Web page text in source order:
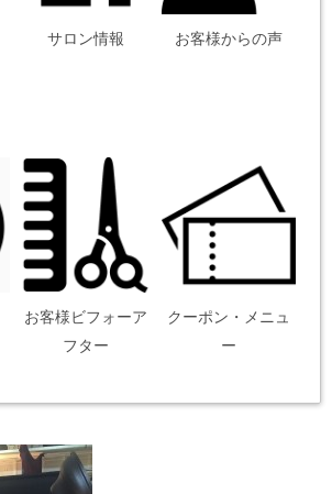
サロン情報 お客様からの声
お客様ビフォーア
フター
クーポン・メニュ
ー